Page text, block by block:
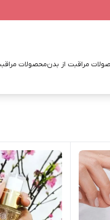
مراقبت از بدنمحصولات